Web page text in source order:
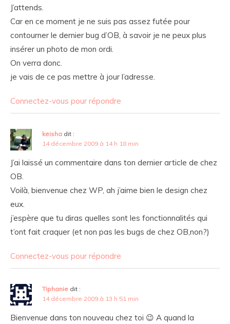
J’attends.
Car en ce moment je ne suis pas assez futée pour
contourner le dernier bug d’OB, à savoir je ne peux plus
insérer un photo de mon ordi.
On verra donc.
je vais de ce pas mettre à jour l’adresse.
Connectez-vous pour répondre
keisha dit :
14 décembre 2009 à 14 h 18 min
J’ai laissé un commentaire dans ton dernier article de chez
OB.
Voilà, bienvenue chez WP, ah j’aime bien le design chez
eux.
j’espère que tu diras quelles sont les fonctionnalités qui
t’ont fait craquer (et non pas les bugs de chez OB,non?)
Connectez-vous pour répondre
Tiphanie dit :
14 décembre 2009 à 13 h 51 min
Bienvenue dans ton nouveau chez toi 😉 A quand la